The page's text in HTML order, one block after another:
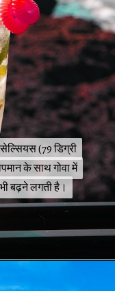
(79 डिग्री
के साथ गोवा में
बढ़ने लगती है।
(79 डिग्री
के साथ गोवा में
बढ़ने लगती है।